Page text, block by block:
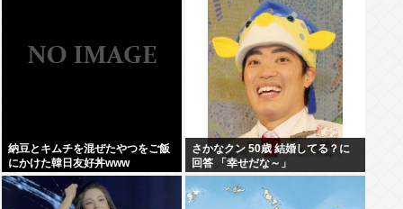
納豆とキムチを混ぜたやつをご飯
にかけた韓日友好丼www
さかなクン 50歳 結婚してる？に
回答 「幸せだな～」